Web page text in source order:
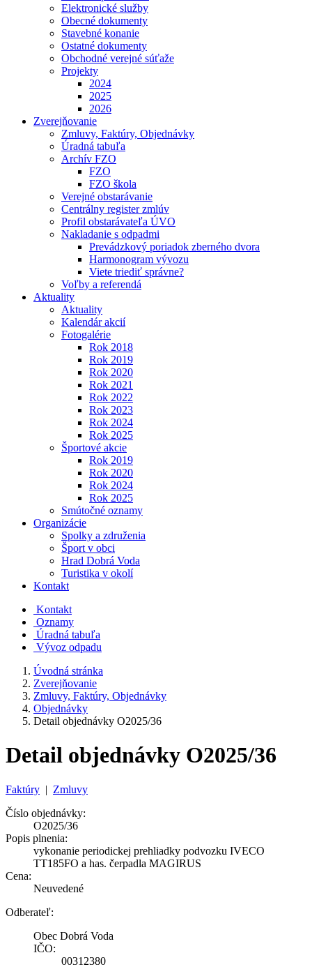
Elektronické služby
Obecné dokumenty
Stavebné konanie
Ostatné dokumenty
Obchodné verejné súťaže
Projekty
2024
2025
2026
Zverejňovanie
Zmluvy, Faktúry, Objednávky
Úradná tabuľa
Archív FZO
FZO
FZO škola
Verejné obstarávanie
Centrálny register zmlúv
Profil obstarávateľa ÚVO
Nakladanie s odpadmi
Prevádzkový poriadok zberného dvora
Harmonogram vývozu
Viete triediť správne?
Voľby a referendá
Aktuality
Aktuality
Kalendár akcií
Fotogalérie
Rok 2018
Rok 2019
Rok 2020
Rok 2021
Rok 2022
Rok 2023
Rok 2024
Rok 2025
Športové akcie
Rok 2019
Rok 2020
Rok 2024
Rok 2025
Smútočné oznamy
Organizácie
Spolky a združenia
Šport v obci
Hrad Dobrá Voda
Turistika v okolí
Kontakt
Kontakt
Oznamy
Úradná tabuľa
Vývoz odpadu
Úvodná stránka
Zverejňovanie
Zmluvy, Faktúry, Objednávky
Objednávky
Detail objednávky O2025/36
Detail objednávky O2025/36
Faktúry | Zmluvy
Číslo objednávky:
O2025/36
Popis plnenia:
vykonanie periodickej prehliadky podvozku IVECO
TT185FO a has. čerpadla MAGIRUS
Cena:
Neuvedené
Odberateľ:
Obec Dobrá Voda
IČO:
00312380